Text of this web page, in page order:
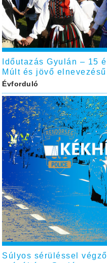
Időutazás Gyulán – 15
Múlt és jövő
Évforduló
Súlyos sérüléssel